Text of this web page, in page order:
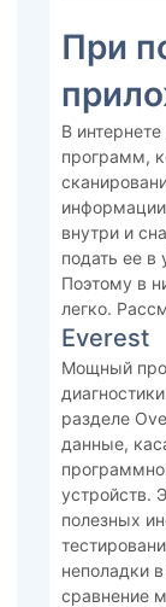
При
В
программ,
внутри и
подать ее в
Поэтому в
легко.
Everest
Мощный
разделе
данные,
устройств.
полезных
неполадки
сравнение